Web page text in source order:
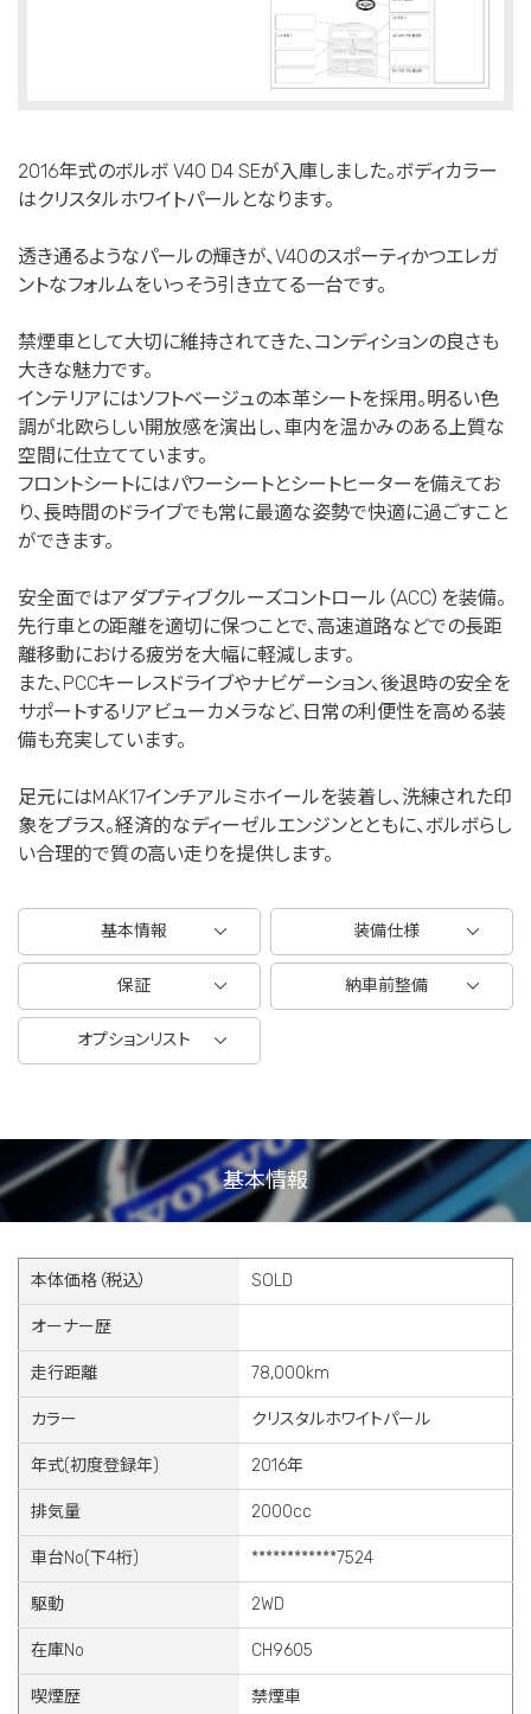
2016年式のボルボ V40 D4 SEが入庫しました。ボディカラー
はクリスタルホワイトパールとなります。
透き通るようなパールの輝きが、V40のスポーティかつエレガ
ントなフォルムをいっそう引き立てる一台です。
禁煙車として大切に維持されてきた、コンディションの良さも
大きな魅力です。
インテリアにはソフトベージュの本革シートを採用。明るい色
調が北欧らしい開放感を演出し、車内を温かみのある上質な
空間に仕立てています。
フロントシートにはパワーシートとシートヒーターを備えてお
り、長時間のドライブでも常に最適な姿勢で快適に過ごすこと
ができます。
安全面ではアダプティブクルーズコントロール（ACC）を装備。
先行車との距離を適切に保つことで、高速道路などでの長距
離移動における疲労を大幅に軽減します。
また、PCCキーレスドライブやナビゲーション、後退時の安全を
サポートするリアビューカメラなど、日常の利便性を高める装
備も充実しています。
足元にはMAK17インチアルミホイールを装着し、洗練された印
象をプラス。経済的なディーゼルエンジンとともに、ボルボらし
い合理的で質の高い走りを提供します。
基本情報 装備仕様
保証 納車前整備
オプションリスト
基本情報
本体価格（税込） SOLD
オーナー歴
走行距離 78,000km
カラー クリスタルホワイトパール
年式(初度登録年) 2016年
排気量 2000cc
車台No(下4桁) ************7524
駆動 2WD
在庫No CH9605
喫煙歴 禁煙車